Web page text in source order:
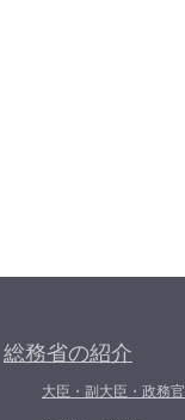
総務省の紹介
大臣・副大臣・政務官